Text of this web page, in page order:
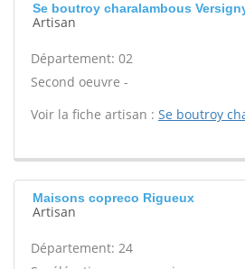
Se boutroy charalambous
Artisan
Département: 02
Second oeuvre -
Voir la fiche artisan : Se boutroy
Maisons copreco Rigueux
Artisan
Département: 24